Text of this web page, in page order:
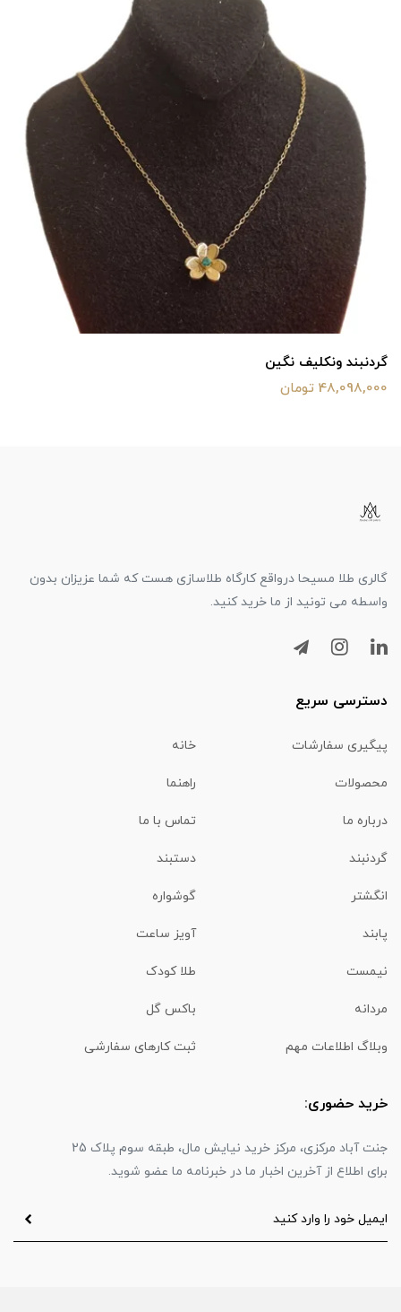
گردنبند ونکلیف نگین
48,098,000 تومان
گالری طلا مسیحا درواقع کارگاه طلاسازی هست که شما عزیزان بدون
واسطه می تونید از ما خرید کنید.
دسترسی سریع
پیگیری سفارشات خانه
محصولات راهنما
درباره ما تماس با ما
گردنبند دستبند
انگشتر گوشواره
پابند آویز ساعت
نیمست طلا کودک
مردانه باکس گل
وبلاگ اطلاعات مهم ثبت کارهای سفارشی
خرید حضوری:
جنت آباد مرکزی، مرکز خرید نیایش مال، طبقه سوم پلاک 25
برای اطلاع از آخرین اخبار ما در خبرنامه ما عضو شوید.